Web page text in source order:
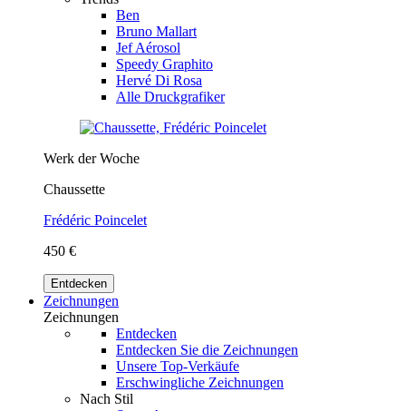
Ben
Bruno Mallart
Jef Aérosol
Speedy Graphito
Hervé Di Rosa
Alle Druckgrafiker
Werk der Woche
Chaussette
Frédéric Poincelet
450 €
Entdecken
Zeichnungen
Zeichnungen
Entdecken
Entdecken Sie die Zeichnungen
Unsere Top-Verkäufe
Erschwingliche Zeichnungen
Nach Stil